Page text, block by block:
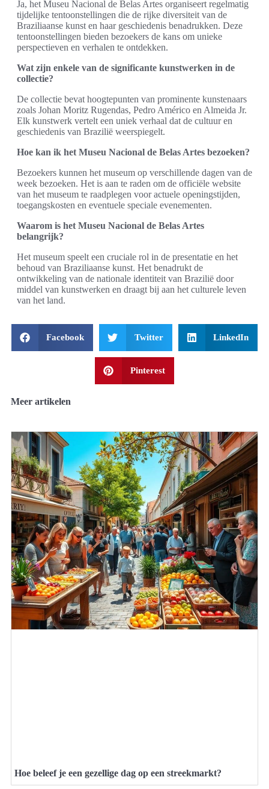
Ja, het Museu Nacional de Belas Artes organiseert regelmatig
tijdelijke tentoonstellingen die de rijke diversiteit van de
Braziliaanse kunst en haar geschiedenis benadrukken. Deze
tentoonstellingen bieden bezoekers de kans om unieke
perspectieven en verhalen te ontdekken.
Wat zijn enkele van de significante kunstwerken in de
collectie?
De collectie bevat hoogtepunten van prominente kunstenaars
zoals Johan Moritz Rugendas, Pedro Américo en Almeida Jr.
Elk kunstwerk vertelt een uniek verhaal dat de cultuur en
geschiedenis van Brazilië weerspiegelt.
Hoe kan ik het Museu Nacional de Belas Artes bezoeken?
Bezoekers kunnen het museum op verschillende dagen van de
week bezoeken. Het is aan te raden om de officiële website
van het museum te raadplegen voor actuele openingstijden,
toegangskosten en eventuele speciale evenementen.
Waarom is het Museu Nacional de Belas Artes
belangrijk?
Het museum speelt een cruciale rol in de presentatie en het
behoud van Braziliaanse kunst. Het benadrukt de
ontwikkeling van de nationale identiteit van Brazilië door
middel van kunstwerken en draagt bij aan het culturele leven
van het land.
Facebook Twitter LinkedIn
Pinterest
Meer artikelen
Hoe beleef je een gezellige dag op een streekmarkt?